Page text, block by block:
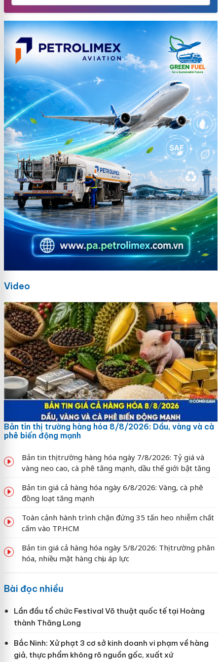
Video
Bản tin thị trường hàng hóa 8/8/2026: Dầu, vàng và cà
phê biến động mạnh
Bản tin thị trường hàng hóa ngày 7/8/2026: Tỷ giá và
vàng neo cao, cà phê tăng mạnh, dầu thế giới bật tăng
Bản tin giá cả hàng hóa ngày 6/8/2026: Vàng, cà phê
đồng loạt tăng mạnh
Toàn cảnh hành trình chặn đứng 35 tấn heo nhiễm chất
cấm vào TP.HCM
Bản tin giá cả hàng hóa ngày 5/8/2026: Thị trường phân
hóa, nhiều mặt hàng chịu áp lực
Bài đọc nhiều
Lần đầu tổ chức Festival Võ thuật quốc tế tại Hoàng
thành Thăng Long
Bắc Ninh: Xử phạt 3 cơ sở kinh doanh vi phạm về hàng
giả, thực phẩm không rõ nguồn gốc, xuất xứ